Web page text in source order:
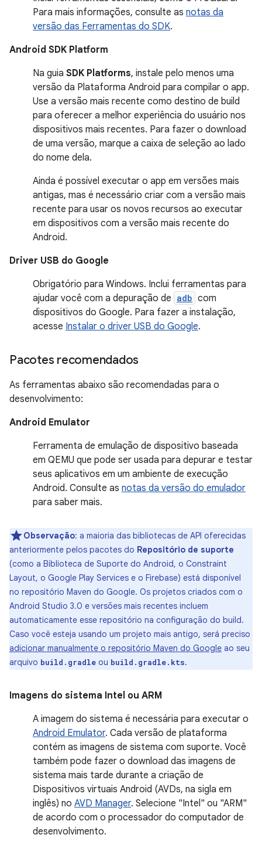
Para mais informações, consulte as notas da
versão das Ferramentas do SDK.
Android SDK Platform
Na guia SDK Platforms, instale pelo menos uma
versão da Plataforma Android para compilar o app.
Use a versão mais recente como destino de build
para oferecer a melhor experiência do usuário nos
dispositivos mais recentes. Para fazer o download
de uma versão, marque a caixa de seleção ao lado
do nome dela.
Ainda é possível executar o app em versões mais
antigas, mas é necessário criar com a versão mais
recente para usar os novos recursos ao executar
em dispositivos com a versão mais recente do
Android.
Driver USB do Google
Obrigatório para Windows. Inclui ferramentas para
ajudar você com a depuração de adb com
dispositivos do Google. Para fazer a instalação,
acesse Instalar o driver USB do Google.
Pacotes recomendados
As ferramentas abaixo são recomendadas para o
desenvolvimento:
Android Emulator
Ferramenta de emulação de dispositivo baseada
em QEMU que pode ser usada para depurar e testar
seus aplicativos em um ambiente de execução
Android. Consulte as notas da versão do emulador
para saber mais.
Observação: a maioria das bibliotecas de API oferecidas
anteriormente pelos pacotes do Repositório de suporte
(como a Biblioteca de Suporte do Android, o Constraint
Layout, o Google Play Services e o Firebase) está disponível
no repositório Maven do Google. Os projetos criados com o
Android Studio 3.0 e versões mais recentes incluem
automaticamente esse repositório na configuração do build.
Caso você esteja usando um projeto mais antigo, será preciso
adicionar manualmente o repositório Maven do Google ao seu
arquivo build.gradle ou build.gradle.kts.
Imagens do sistema Intel ou ARM
A imagem do sistema é necessária para executar o
Android Emulator. Cada versão de plataforma
contém as imagens de sistema com suporte. Você
também pode fazer o download das imagens de
sistema mais tarde durante a criação de
Dispositivos virtuais Android (AVDs, na sigla em
inglês) no AVD Manager. Selecione "Intel" ou "ARM"
de acordo com o processador do computador de
desenvolvimento.